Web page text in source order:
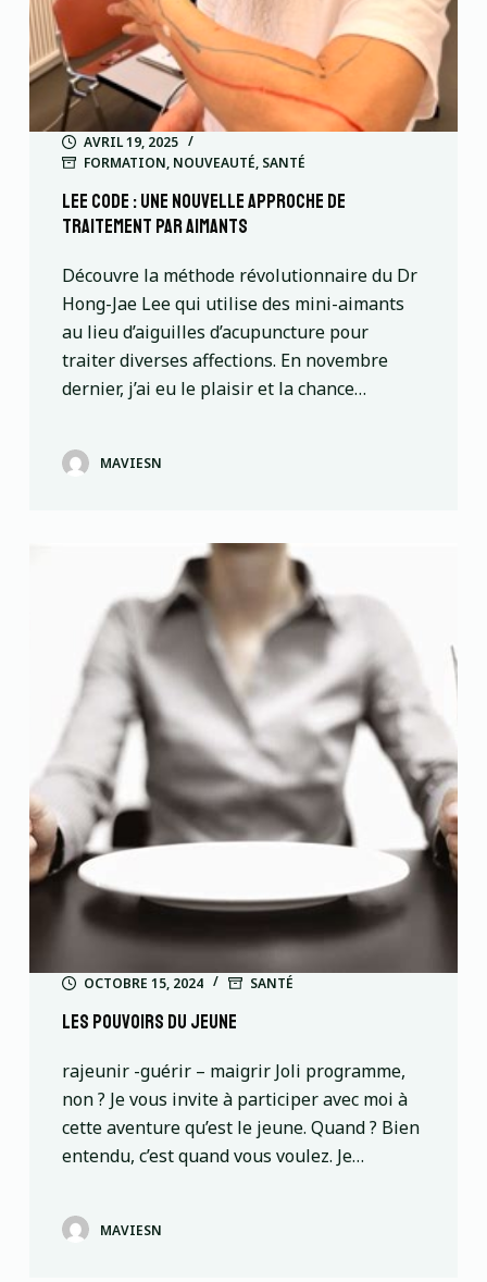
AVRIL 19, 2025
FORMATION, NOUVEAUTÉ, SANTÉ
Lee code : Une nouvelle approche de
traitement par aimants
Découvre la méthode révolutionnaire du Dr
Hong-Jae Lee qui utilise des mini-aimants
au lieu d’aiguilles d’acupuncture pour
traiter diverses affections. En novembre
dernier, j’ai eu le plaisir et la chance…
MAVIESN
OCTOBRE 15, 2024 SANTÉ
Les pouvoirs du jeune
rajeunir -guérir – maigrir Joli programme,
non ? Je vous invite à participer avec moi à
cette aventure qu’est le jeune. Quand ? Bien
entendu, c’est quand vous voulez. Je…
MAVIESN